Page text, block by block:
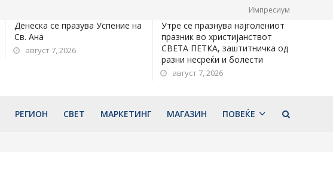
Импресиум
Денеска се празува Успение на
Св. Ана
август 7, 2026
Утре се празнува најголениот
празник во христијанствот
СВЕТА ПЕТКА, заштитничка од
разни несреќи и болести
август 7, 2026
РЕГИОН СВЕТ МАРКЕТИНГ МАГАЗИН ПОВЕЌЕ